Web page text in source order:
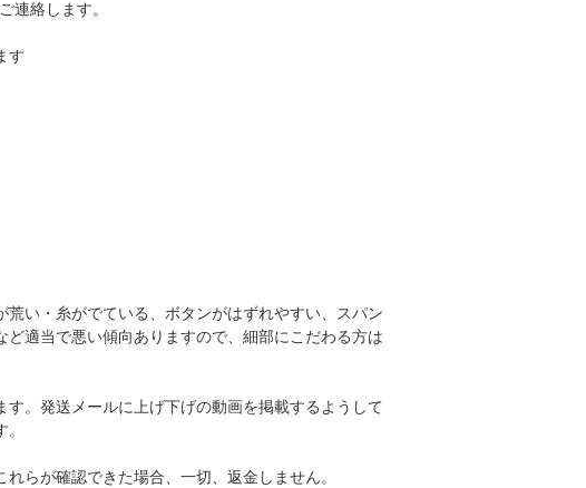
連絡します。
す
い・糸がでている、ボタンがはずれやすい、スパン
適当で悪い傾向ありますので、細部にこだわる方は
。発送メールに上げ下げの動画を掲載するようして
らが確認できた場合、一切、返金しません。